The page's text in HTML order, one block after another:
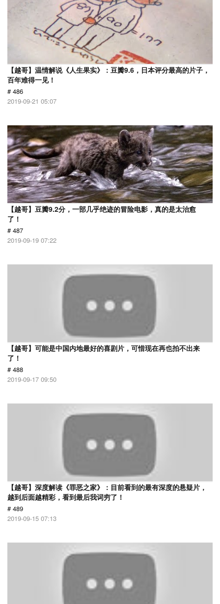
【越哥】温情解说《人生果实》：豆瓣9.6，日本评分最高的片子，
百年难得一见！
# 486
2019-09-21 05:07
【越哥】豆瓣9.2分，一部几乎绝迹的冒险电影，真的是太治愈
了！
# 487
2019-09-19 07:22
【越哥】可能是中国内地最好的喜剧片，可惜现在再也拍不出来
了！
# 488
2019-09-17 09:50
【越哥】深度解读《罪恶之家》：目前看到的最有深度的悬疑片，
越到后面越精彩，看到最后我词穷了！
# 489
2019-09-15 07:13